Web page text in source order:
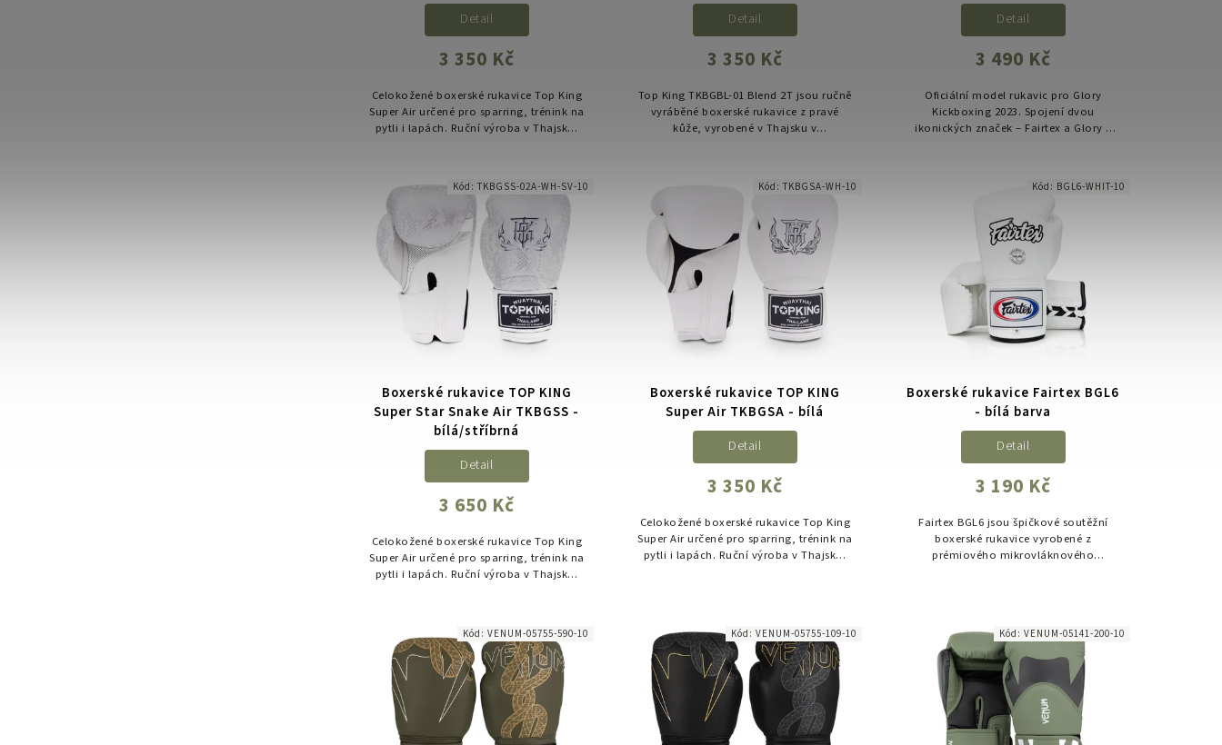
3 350 Kč
Detail
Celokožené boxerské rukavice Top King
Super Air určené pro sparring, trénink na
pytli i lapách. Ruční výroba v Thajsku,
3 350 Kč
Detail
Top King TKBGBL-01 Blend 2T jsou ručně
vyráběné boxerské rukavice z pravé
kůže, vyrobené v Thajsku v
3 490 Kč
Detail
Oficiální model rukavic pro Glory
Kickboxing 2023. Spojení dvou
ikonických značek – Fairtex a Glory –
Boxerské rukavice TOP KING
Super Star Snake Air TKBGSS -
bílá/stříbrná
3 650 Kč
Detail
Celokožené boxerské rukavice Top King
Super Air určené pro sparring, trénink na
pytli i lapách. Ruční výroba v Thajsku,
Kód:TKBGSS-02A-WH-SV-10
Boxerské rukavice TOP KING
Super Air TKBGSA - bílá
3 350 Kč
Detail
Celokožené boxerské rukavice Top King
Super Air určené pro sparring, trénink na
pytli i lapách. Ruční výroba v Thajsku,
Kód:TKBGSA-WH-10
Boxerské rukavice Fairtex BGL6
- bílá barva
3 190 Kč
Detail
Fairtex BGL6 jsou špičkové soutěžní
boxerské rukavice vyrobené z
prémiového mikrovláknového
Kód: BGL6-WHIT-10
Kód:VENUM-05755-590-10 Kód:VENUM-05755-109-10 Kód:VENUM-05141-200-10